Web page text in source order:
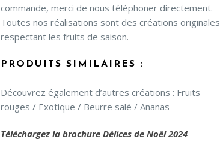
commande, merci de nous téléphoner directement.
Toutes nos réalisations sont des créations originales
respectant les fruits de saison.
PRODUITS SIMILAIRES :
Découvrez également d’autres créations : Fruits
rouges / Exotique / Beurre salé / Ananas
Téléchargez la brochure Délices de Noël 2024